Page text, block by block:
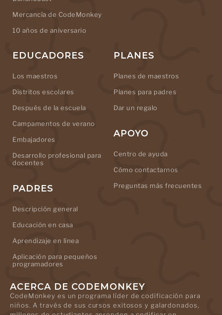
Mercancía de CodeMonkey
10 años de aniversario
EDUCADORES
Los maestros
Distritos escolares
Después de la escuela
Campamentos de verano
Embajadores
Desarrollo profesional para
docentes
PADRES
Descripción general
Educación en casa
Aprendizaje en línea
Aplicación para pequeños
programadores
PLANES
Planes de maestros
Planes para padres
Dar un regalo
APOYO
Centro de ayuda
Cómo contactarnos
Preguntas más frecuentes
ACERCA DE CODEMONKEY
CodeMonkey es un programa líder de codificación para
niños. A través de sus cursos exitosos y galardonados,